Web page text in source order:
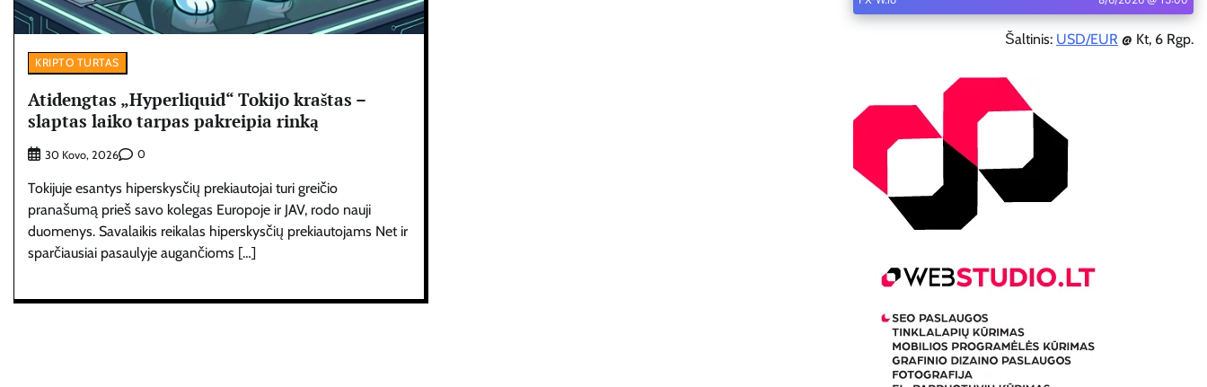
KRIPTO TURTAS
Atidengtas „Hyperliquid“ Tokijo kraštas –
slaptas laiko tarpas pakreipia rinką
30 Kovo, 2026 0
Tokijuje esantys hiperskysčių prekiautojai turi greičio
pranašumą prieš savo kolegas Europoje ir JAV, rodo nauji
duomenys. Savalaikis reikalas hiperskysčių prekiautojams Net ir
sparčiausiai pasaulyje augančioms […]
Šaltinis: USD/EUR @ Kt, 6 Rgp.